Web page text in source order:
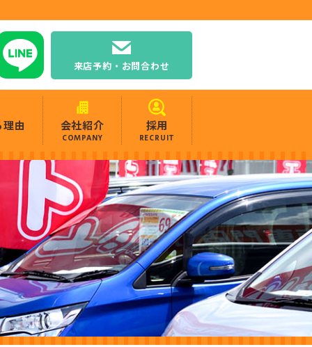
来店予約・お問合わせ
由 会社紹介
COMPANY
採用
RECRUIT